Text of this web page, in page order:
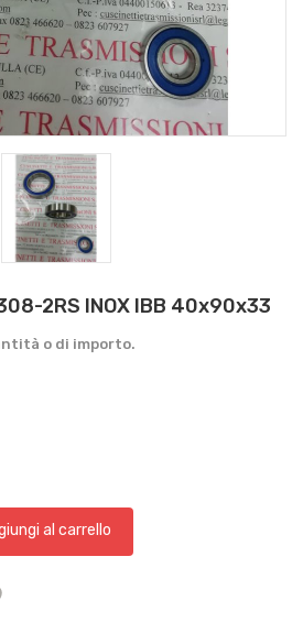
2RS INOX IBB 40x90x33
o di importo.
al carrello